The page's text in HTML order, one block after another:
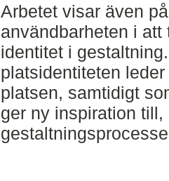
Arbetet visar även
användbarheten i
identitet i
platsidentiteten
platsen, samtidigt
ger ny inspiration